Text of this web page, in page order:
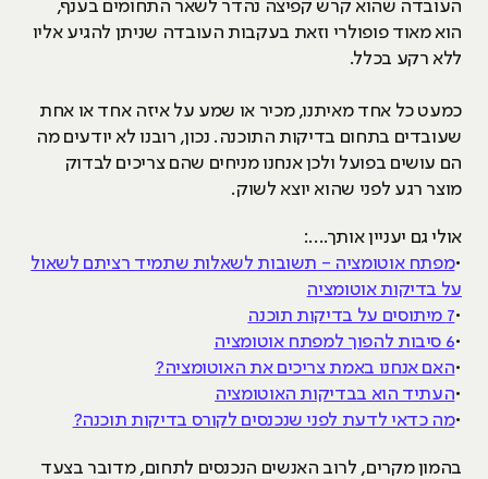
העובדה שהוא קרש קפיצה נהדר לשאר התחומים בענף,
הוא מאוד פופולרי וזאת בעקבות העובדה שניתן להגיע אליו
ללא רקע בכלל.
כמעט כל אחד מאיתנו, מכיר או שמע על איזה אחד או אחת
שעובדים בתחום בדיקות התוכנה. נכון, רובנו לא יודעים מה
הם עושים בפועל ולכן אנחנו מניחים שהם צריכים לבדוק
מוצר רגע לפני שהוא יוצא לשוק.
אולי גם יעניין אותך....:
•מפתח אוטומציה - תשובות לשאלות שתמיד רציתם לשאול
על בדיקות אוטומציה
•7 מיתוסים על בדיקות תוכנה
•6 סיבות להפוך למפתח אוטומציה
•האם אנחנו באמת צריכים את האוטומציה?
•העתיד הוא בבדיקות האוטומציה
•מה כדאי לדעת לפני שנכנסים לקורס בדיקות תוכנה?
בהמון מקרים, לרוב האנשים הנכנסים לתחום, מדובר בצעד